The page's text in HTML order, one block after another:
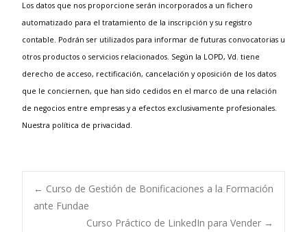
Los datos que nos proporcione serán incorporados a un fichero
automatizado para el tratamiento de la inscripción y su registro
contable. Podrán ser utilizados para informar de futuras convocatorias u
otros productos o servicios relacionados. Según la LOPD, Vd. tiene
derecho de acceso, rectificación, cancelación y oposición de los datos
que le conciernen, que han sido cedidos en el marco de una relación
de negocios entre empresas y a efectos exclusivamente profesionales.
Nuestra política de privacidad.
Navegación de
← Curso de Gestión de Bonificaciones a la Formación
ante Fundae
Curso Práctico de LinkedIn para Vender →